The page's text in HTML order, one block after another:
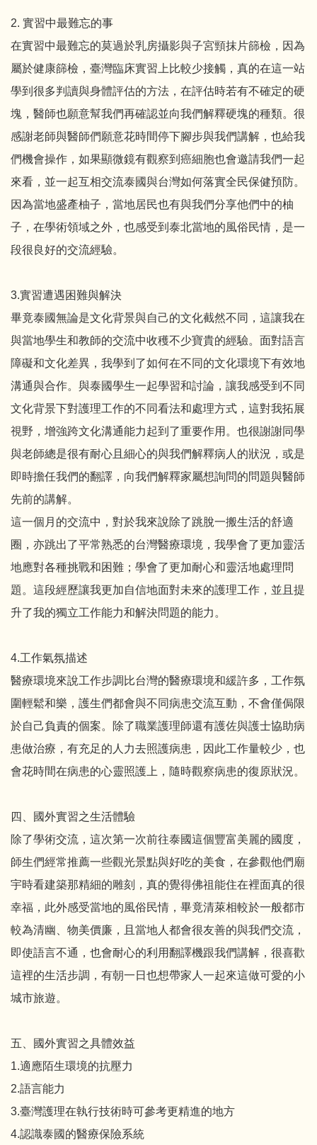
2. 實習中最難忘的事
在實習中最難忘的莫過於乳房攝影與子宮頸抹片篩檢，因為
屬於健康篩檢，臺灣臨床實習上比較少接觸，真的在這一站
學到很多判讀與身體評估的方法，在評估時若有不確定的硬
塊，醫師也願意幫我們再確認並向我們解釋硬塊的種類。很
感謝老師與醫師們願意花時間停下腳步與我們講解，也給我
們機會操作，如果顯微鏡有觀察到癌細胞也會邀請我們一起
來看，並一起互相交流泰國與台灣如何落實全民保健預防。
因為當地盛產柚子，當地居民也有與我們分享他們中的柚
子，在學術領域之外，也感受到泰北當地的風俗民情，是一
段很良好的交流經驗。
3.實習遭遇困難與解決
畢竟泰國無論是文化背景與自己的文化截然不同，這讓我在
與當地學生和教師的交流中收穫不少寶貴的經驗。面對語言
障礙和文化差異，我學到了如何在不同的文化環境下有效地
溝通與合作。與泰國學生一起學習和討論，讓我感受到不同
文化背景下對護理工作的不同看法和處理方式，這對我拓展
視野，增強跨文化溝通能力起到了重要作用。也很謝謝同學
與老師總是很有耐心且細心的與我們解釋病人的狀況，或是
即時擔任我們的翻譯，向我們解釋家屬想詢問的問題與醫師
先前的講解。
這一個月的交流中，對於我來說除了跳脫一搬生活的舒適
圈，亦跳出了平常熟悉的台灣醫療環境，我學會了更加靈活
地應對各種挑戰和困難；學會了更加耐心和靈活地處理問
題。這段經歷讓我更加自信地面對未來的護理工作，並且提
升了我的獨立工作能力和解決問題的能力。
4.工作氣氛描述
醫療環境來說工作步調比台灣的醫療環境和緩許多，工作氛
圍輕鬆和樂，護生們都會與不同病患交流互動，不會僅侷限
於自己負責的個案。除了職業護理師還有護佐與護士協助病
患做治療，有充足的人力去照護病患，因此工作量較少，也
會花時間在病患的心靈照護上，隨時觀察病患的復原狀況。
四、國外實習之生活體驗
除了學術交流，這次第一次前往泰國這個豐富美麗的國度，
師生們經常推薦一些觀光景點與好吃的美食，在參觀他們廟
宇時看建築那精細的雕刻，真的覺得佛祖能住在裡面真的很
幸福，此外感受當地的風俗民情，畢竟清萊相較於一般都市
較為清幽、物美價廉，且當地人都會很友善的與我們交流，
即使語言不通，也會耐心的利用翻譯機跟我們講解，很喜歡
這裡的生活步調，有朝一日也想帶家人一起來這做可愛的小
城市旅遊。
五、國外實習之具體效益
1.適應陌生環境的抗壓力
2.語言能力
3.臺灣護理在執行技術時可參考更精進的地方
4.認識泰國的醫療保險系統